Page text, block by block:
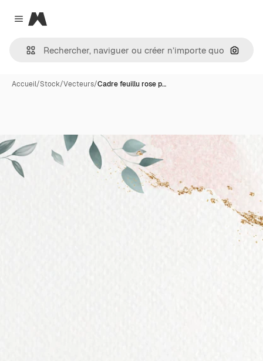
Close menu
Magnific
Accueil/Stock/Vecteurs/Cadre feuillu rose p…